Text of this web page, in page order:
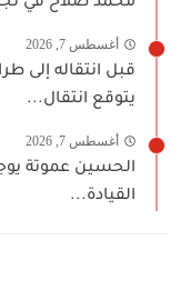
أغسطس 7, 2026
قبل انتقاله إلى
يتوقع انتقال...
أغسطس 7, 2026
الحسين عموتة
القيادة...